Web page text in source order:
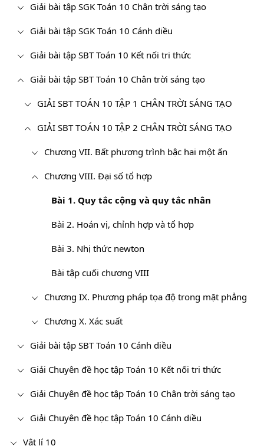
Giải bài tập SGK Toán 10 Chân trời sáng tạo
Giải bài tập SGK Toán 10 Cánh diều
Giải bài tập SBT Toán 10 Kết nối tri thức
Giải bài tập SBT Toán 10 Chân trời sáng tạo
GIẢI SBT TOÁN 10 TẬP 1 CHÂN TRỜI SÁNG TẠO
GIẢI SBT TOÁN 10 TẬP 2 CHÂN TRỜI SÁNG TẠO
Chương VII. Bất phương trình bậc hai một ấn
Chương VIII. Đại số tổ hợp
Bài 1. Quy tắc cộng và quy tắc nhân
Bài 2. Hoán vị, chỉnh hợp và tổ hợp
Bài 3. Nhị thức newton
Bài tập cuối chương VIII
Chương IX. Phương pháp tọa độ trong mặt phẳng
Chương X. Xác suất
Giải bài tập SBT Toán 10 Cánh diều
Giải Chuyên đề học tập Toán 10 Kết nối tri thức
Giải Chuyên đề học tập Toán 10 Chân trời sáng tạo
Giải Chuyên đề học tập Toán 10 Cánh diều
Vật lí 10